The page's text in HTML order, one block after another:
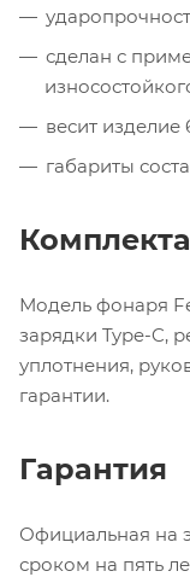
сделан с
весит изделие
габариты
Модель фонаря
зарядки Type-C,
уплотнения,
гарантии.
Гарантия
Официальная на
сроком на пять